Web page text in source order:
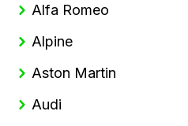
Alfa Romeo
Alpine
Aston Martin
Audi